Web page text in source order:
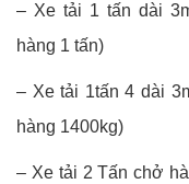
– Xe tải 1 tấn dài
hàng 1 tấn)
– Xe tải 1tấn 4 dài
hàng 1400kg)
– Xe tải 2 Tấn chở